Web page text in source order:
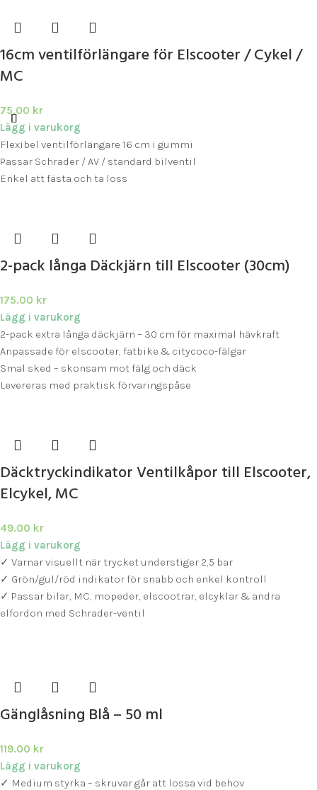
16cm ventilförlängare för Elscooter / Cykel /
MC
75.00 kr
Lägg i varukorg
Flexibel ventilförlängare 16 cm i gummi
Passar Schrader / AV / standard bilventil
Enkel att fästa och ta loss
2-pack långa Däckjärn till Elscooter (30cm)
175.00 kr
Lägg i varukorg
2-pack extra långa däckjärn – 30 cm för maximal hävkraft
Anpassade för elscooter, fatbike & citycoco-fälgar
Smal sked – skonsam mot fälg och däck
Levereras med praktisk förvaringspåse
Däcktryckindikator Ventilkåpor till Elscooter,
Elcykel, MC
49.00 kr
Lägg i varukorg
✓ Varnar visuellt när trycket understiger 2,5 bar
✓ Grön/gul/röd indikator för snabb och enkel kontroll
✓ Passar bilar, MC, mopeder, elscootrar, elcyklar & andra
elfordon med Schrader-ventil
Gänglåsning Blå – 50 ml
119.00 kr
Lägg i varukorg
✓ Medium styrka – skruvar går att lossa vid behov